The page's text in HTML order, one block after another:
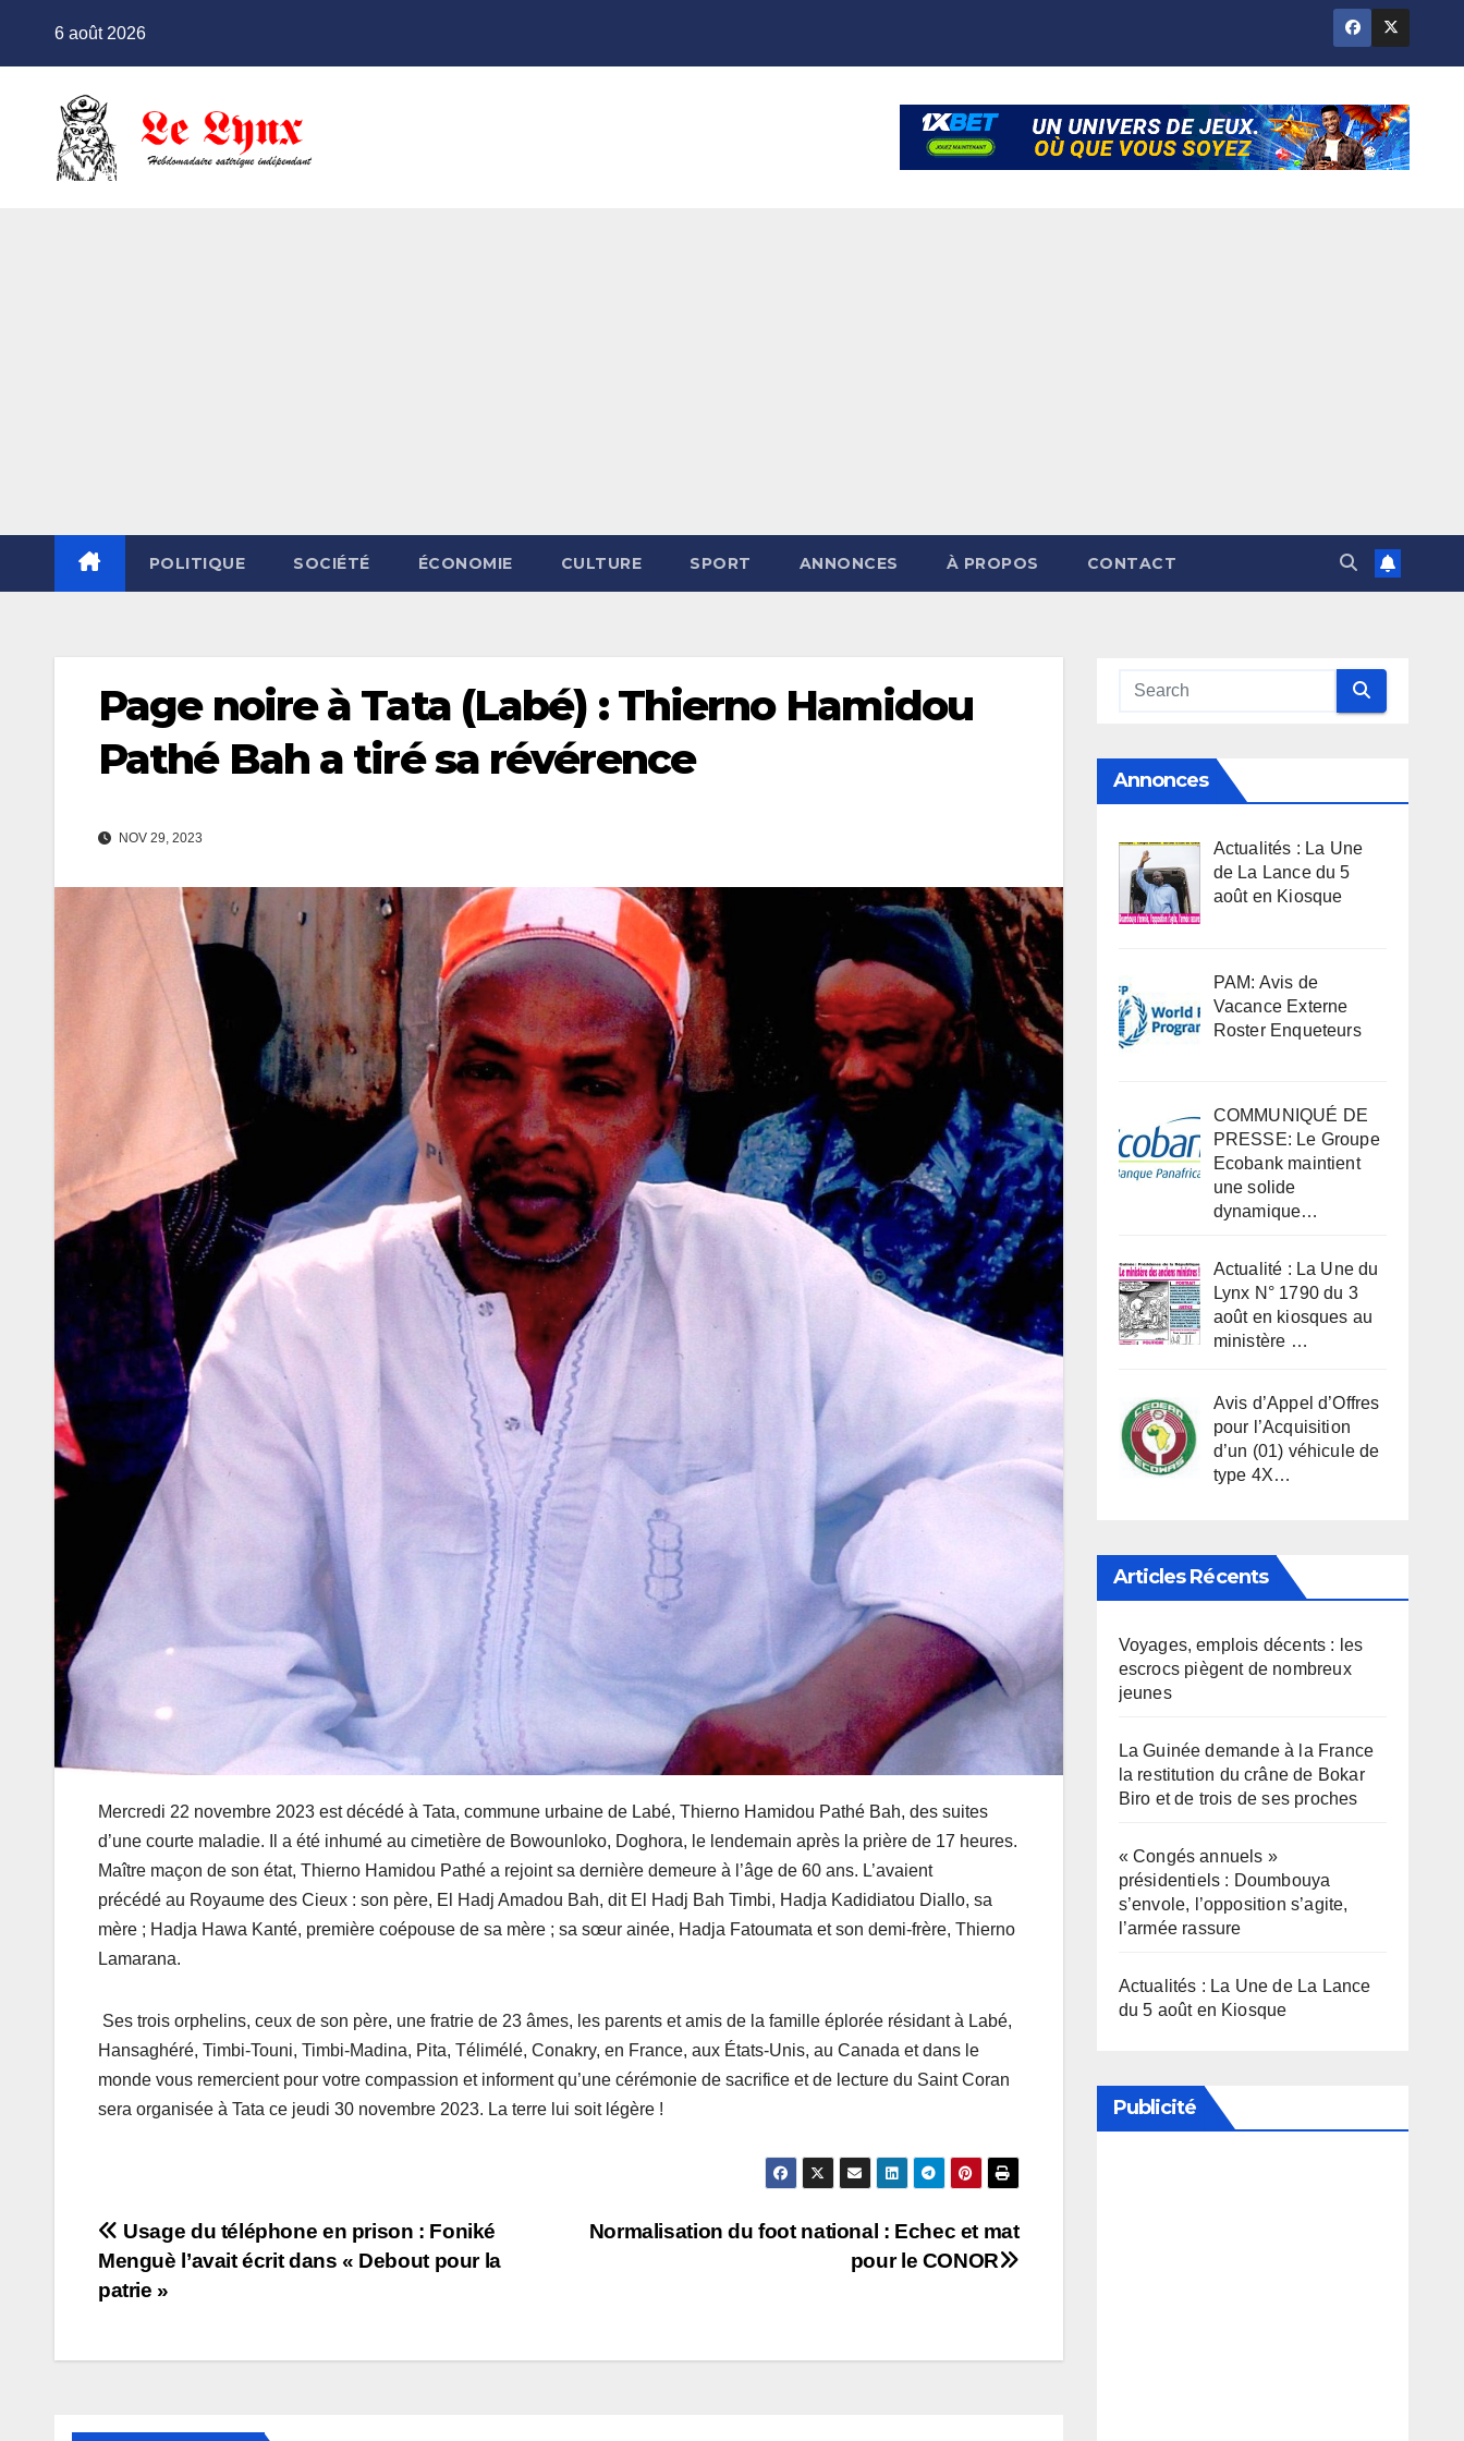
6 août 2026
POLITIQUE SOCIÉTÉ ÉCONOMIE CULTURE SPORT ANNONCES À PROPOS CONTACT
Page noire à Tata (Labé) : Thierno Hamidou
Pathé Bah a tiré sa révérence
NOV 29, 2023
Mercredi 22 novembre 2023 est décédé à Tata, commune urbaine de Labé, Thierno Hamidou Pathé Bah, des suites
d’une courte maladie. Il a été inhumé au cimetière de Bowounloko, Doghora, le lendemain après la prière de 17 heures.
Maître maçon de son état, Thierno Hamidou Pathé a rejoint sa dernière demeure à l’âge de 60 ans. L’avaient
précédé au Royaume des Cieux : son père, El Hadj Amadou Bah, dit El Hadj Bah Timbi, Hadja Kadidiatou Diallo, sa
mère ; Hadja Hawa Kanté, première coépouse de sa mère ; sa sœur ainée, Hadja Fatoumata et son demi-frère, Thierno
Lamarana.
Ses trois orphelins, ceux de son père, une fratrie de 23 âmes, les parents et amis de la famille éplorée résidant à Labé,
Hansaghéré, Timbi-Touni, Timbi-Madina, Pita, Télimélé, Conakry, en France, aux États-Unis, au Canada et dans le
monde vous remercient pour votre compassion et informent qu’une cérémonie de sacrifice et de lecture du Saint Coran
sera organisée à Tata ce jeudi 30 novembre 2023. La terre lui soit légère !
Navigation
de
Normalisation du foot national : Echec et mat
pour le CONOR
Usage du téléphone en prison : Foniké
Menguè l’avait écrit dans « Debout pour la
patrie »
Annonces
Actualités : La Une
de La Lance du 5
août en Kiosque
PAM: Avis de
Vacance Externe
Roster Enqueteurs
COMMUNIQUÉ DE
PRESSE: Le Groupe
Ecobank maintient
une solide
dynamique…
Actualité : La Une du
Lynx N° 1790 du 3
août en kiosques au
ministère …
Avis d’Appel d’Offres
pour l’Acquisition
d’un (01) véhicule de
type 4X…
Articles Récents
Voyages, emplois décents : les
escrocs piègent de nombreux
jeunes
La Guinée demande à la France
la restitution du crâne de Bokar
Biro et de trois de ses proches
« Congés annuels »
présidentiels : Doumbouya
s’envole, l’opposition s’agite,
l’armée rassure
Actualités : La Une de La Lance
du 5 août en Kiosque
Publicité